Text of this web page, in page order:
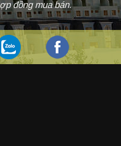
đồng mua bán.